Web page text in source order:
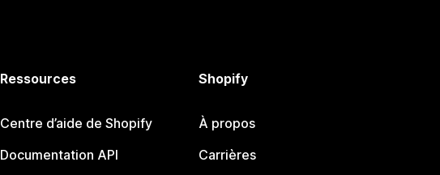
Ressources
Centre d’aide de Shopify
Documentation API
Shopify
À propos
Carrières